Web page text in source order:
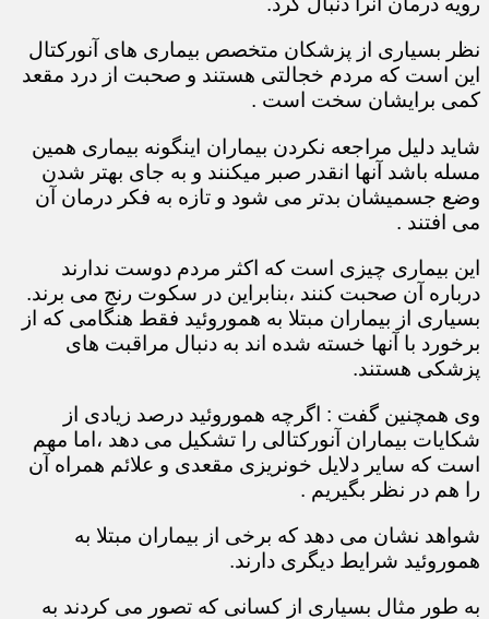
نظر بسیاری از پزشکان متخصص بیماری های آنورکتال
این است که مردم خجالتی هستند و صحبت از درد مقعد
کمی برایشان سخت است .
شاید دلیل مراجعه نکردن بیماران اینگونه بیماری همین
مسله باشد آنها انقدر صبر میکنند و به جای بهتر شدن
وضع جسمیشان بدتر می شود و تازه به فکر درمان آن
می افتند .
این بیماری چیزی است که اکثر مردم دوست ندارند
درباره آن صحبت کنند ،بنابراین در سکوت رنج می برند.
بسیاری از بیماران مبتلا به هموروئید فقط هنگامی که از
برخورد با آنها خسته شده اند به دنبال مراقبت های
پزشکی هستند.
وی همچنین گفت : اگرچه هموروئید درصد زیادی از
شکایات بیماران آنورکتالی را تشکیل می دهد ،اما مهم
است که سایر دلایل خونریزی مقعدی و علائم همراه آن
را هم در نظر بگیریم .
شواهد نشان می دهد که برخی از بیماران مبتلا به
هموروئید شرایط دیگری دارند.
به طور مثال بسیاری از کسانی که تصور می کردند به